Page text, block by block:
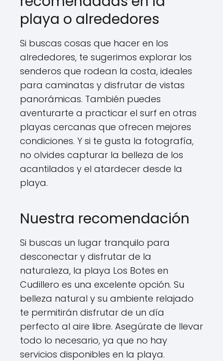
playa o alrededores
Si buscas cosas que hacer en los
alrededores, te sugerimos explorar los
senderos que rodean la costa, ideales
para caminatas y disfrutar de vistas
panorámicas. También puedes
aventurarte a practicar el surf en otras
playas cercanas que ofrecen mejores
condiciones. Y si te gusta la fotografía,
no olvides capturar la belleza de los
acantilados y el atardecer desde la
playa.
Nuestra recomendación
Si buscas un lugar tranquilo para
desconectar y disfrutar de la
naturaleza, la playa Los Botes en
Cudillero es una excelente opción. Su
belleza natural y su ambiente relajado
te permitirán disfrutar de un día
perfecto al aire libre. Asegúrate de llevar
todo lo necesario, ya que no hay
servicios disponibles en la playa.